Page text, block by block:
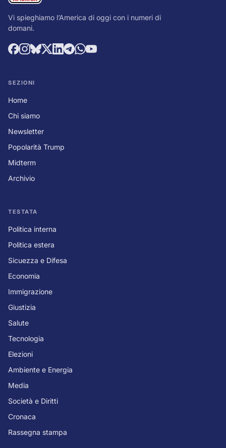
Vi spieghiamo l’America di oggi con i numeri di
domani.
SEZIONI
Home
Chi siamo
Newsletter
Popolarità Trump
Midterm
Archivio
TESTATA
Politica interna
Politica estera
Sicuezza e Difesa
Economia
Immigrazione
Giustizia
Salute
Tecnologia
Elezioni
Ambiente e Energia
Media
Società e Diritti
Cronaca
Rassegna stampa